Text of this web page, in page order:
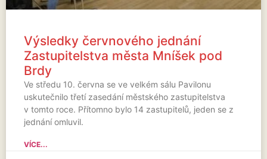
Výsledky červnového jednání
Zastupitelstva města Mníšek pod
Brdy
Ve středu 10. června se ve velkém sálu Pavilonu
uskutečnilo třetí zasedání městského zastupitelstva
v tomto roce. Přítomno bylo 14 zastupitelů, jeden se z
jednání omluvil.
VÍCE...